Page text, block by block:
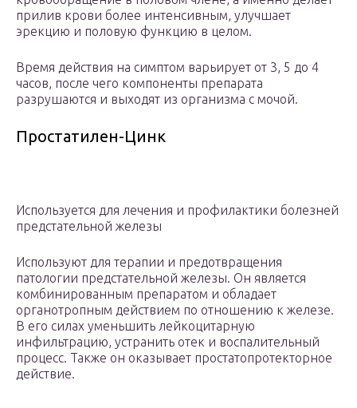
прилив крови более интенсивным, улучшает
эрекцию и половую функцию в целом.
Время действия на симптом варьирует от 3, 5 до 4
часов, после чего компоненты препарата
разрушаются и выходят из организма с мочой.
Простатилен-Цинк
Используется для лечения и профилактики болезней
предстательной железы
Используют для терапии и предотвращения
патологии предстательной железы. Он является
комбинированным препаратом и обладает
органотропным действием по отношению к железе.
В его силах уменьшить лейкоцитарную
инфильтрацию, устранить отек и воспалительный
процесс. Также он оказывает простатопротекторное
действие.